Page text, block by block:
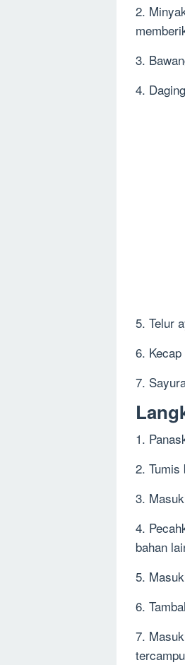
2.
3.
4.
5. Telur
6.
7.
1.
2. Tumis
3.
4.
bahan
5.
6.
7.